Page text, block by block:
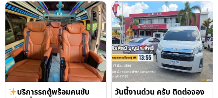
บริการรถตู้พร้อมคนขับ
วันนี้งานด่วน ครับ ติดต่อจอง